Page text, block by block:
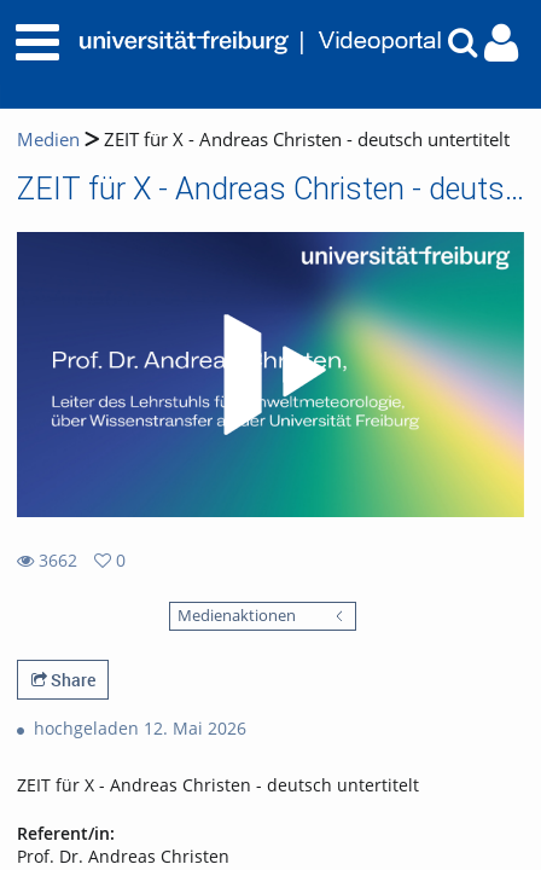
Medien ZEIT für X - Andreas Christen - deutsch untertitelt
ZEIT für X - Andreas Christen - deutsch untertitelt
3662
0
Medienaktionen
Share
hochgeladen 12. Mai 2026
ZEIT für X - Andreas Christen - deutsch untertitelt
Referent/in:
Prof. Dr. Andreas Christen